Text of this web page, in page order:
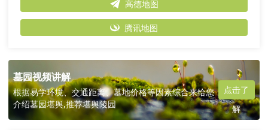
高德地图
腾讯地图
墓园视频讲解
根据易学环境、交通距离、墓地价格等因素综合来给您
介绍墓园堪舆,推荐堪舆陵园
点击了
解